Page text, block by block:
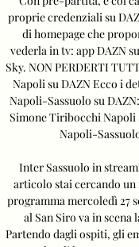
proprie credenziali su
di homepage che
vederla in tv: app DAZN
Sky. NON PERDERTI
Napoli su DAZN Ecco i
Napoli-Sassuolo su
Simone Tiribocchi Napoli
Napoli-
Inter Sassuolo in
articolo stai cercando
programma mercoledì 27
al San Siro va in
Partendo dagli ospiti, gli